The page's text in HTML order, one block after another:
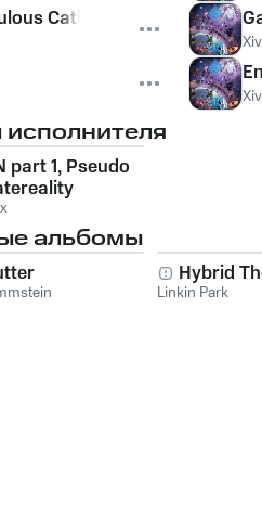
Cathedral
part 1, Pseudo
альбомы
Hybrid
Linkin Park